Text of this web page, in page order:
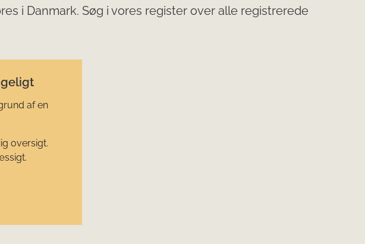
i Danmark. Søg i vores register over alle registrerede
af en
oversigt.